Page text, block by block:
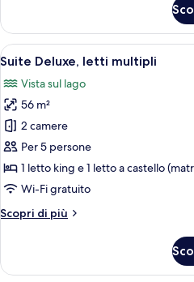
Standard,
letto
Apri
tutte
le
foto
per
Suite
Deluxe,
letti
multipli
13
Suite Deluxe, letti multipli
Vista sul lago
56 m²
2 camere
Per 5 persone
1 letto king e 1 letto a castello
Wi-Fi gratuito
Scopri di più
Altri
Deluxe,